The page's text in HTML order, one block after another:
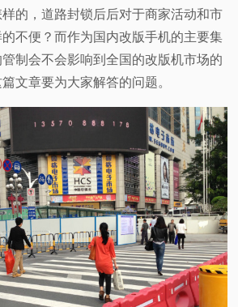
的，道路封锁后后对于商家活动和市
不便？而作为国内改版手机的主要集
制会不会影响到全国的改版机市场的
文章要为大家解答的问题。